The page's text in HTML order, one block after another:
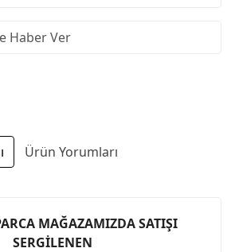
Haber Ver
Ürün Yorumları
MAĞAZAMIZDA SATIŞI
SERGİLENEN